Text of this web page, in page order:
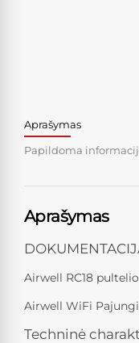
Aprašymas
Papildoma
Aprašymas
Airwell RC18
Airwell WiFi
Techninė